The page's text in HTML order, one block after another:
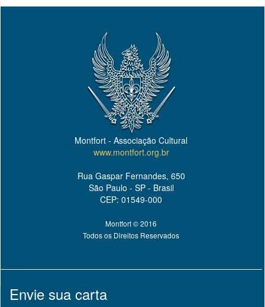
Montfort - Associação Cultural
www.montfort.org.br
Rua Gaspar Fernandes, 650
São Paulo - SP - Brasil
CEP: 01549-000
Montfort © 2016
Todos os Direitos Reservados
Envie sua carta